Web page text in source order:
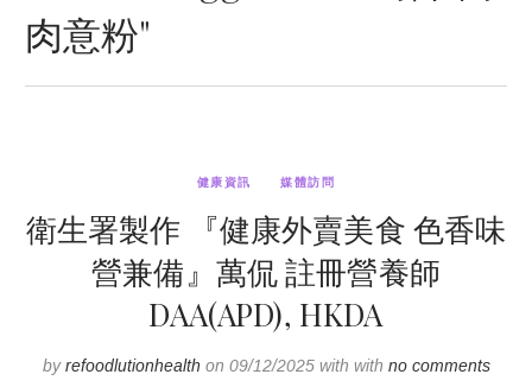
肉意粉"
健康資訊 媒體訪問
衛生署製作 『健康外賣美食 色香味
營兼備』萬侃 註冊營養師
DAA(APD), HKDA
byrefoodlutionhealth on 09/12/2025 with with no comments